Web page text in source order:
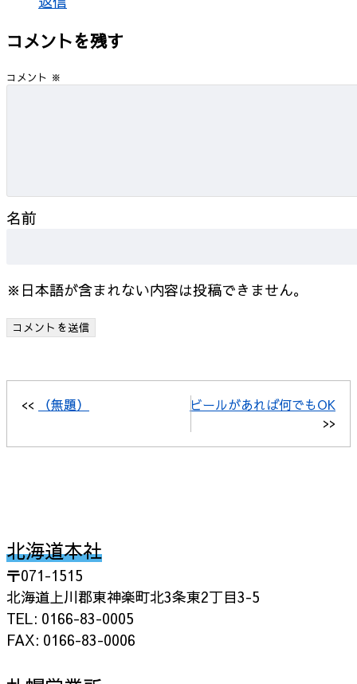
コメントを残す
コメント ※
名前
※日本語が含まれない内容は投稿できません。
<< （無題）
ビールがあれば何でもOK
>>
北海道本社
〒071-1515
北海道上川郡東神楽町北3条東2丁目3-5
TEL: 0166-83-0005
FAX: 0166-83-0006